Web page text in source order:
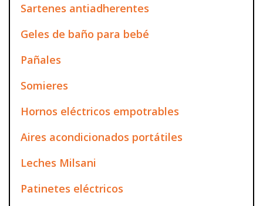
Sartenes antiadherentes
Geles de baño para bebé
Pañales
Somieres
Hornos eléctricos empotrables
Aires acondicionados portátiles
Leches Milsani
Patinetes eléctricos